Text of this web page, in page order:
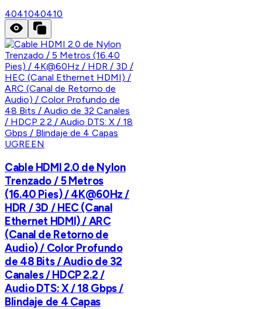
4041040410
UGREEN
Cable HDMI 2.0 de Nylon
Trenzado / 5 Metros
(16.40 Pies) / 4K@60Hz /
HDR / 3D / HEC (Canal
Ethernet HDMI) / ARC
(Canal de Retorno de
Audio) / Color Profundo
de 48 Bits / Audio de 32
Canales / HDCP 2.2 /
Audio DTS: X / 18 Gbps /
Blindaje de 4 Capas